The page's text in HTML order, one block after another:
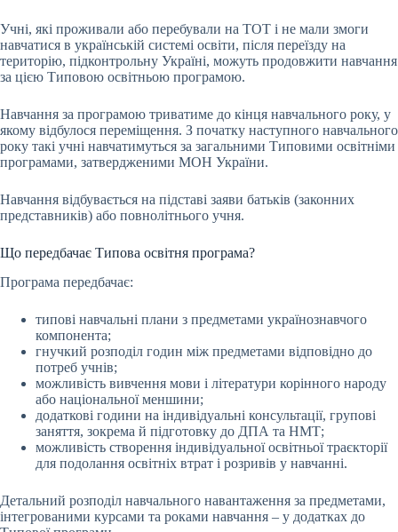
Учні, які проживали або перебували на ТОТ і не мали змоги
навчатися в українській системі освіти, після переїзду на
територію, підконтрольну Україні, можуть продовжити навчання
за цією Типовою освітньою програмою.
Навчання за програмою триватиме до кінця навчального року, у
якому відбулося переміщення. З початку наступного навчального
року такі учні навчатимуться за загальними Типовими освітніми
програмами, затвердженими МОН України.
Навчання відбувається на підставі заяви батьків (законних
представників) або повнолітнього учня.
Що передбачає Типова освітня програма?
Програма передбачає:
типові навчальні плани з предметами українознавчого
компонента;
гнучкий розподіл годин між предметами відповідно до
потреб учнів;
можливість вивчення мови і літератури корінного народу
або національної меншини;
додаткові години на індивідуальні консультації, групові
заняття, зокрема й підготовку до ДПА та НМТ;
можливість створення індивідуальної освітньої траєкторії
для подолання освітніх втрат і розривів у навчанні.
Детальний розподіл навчального навантаження за предметами,
інтегрованими курсами та роками навчання – у додатках до